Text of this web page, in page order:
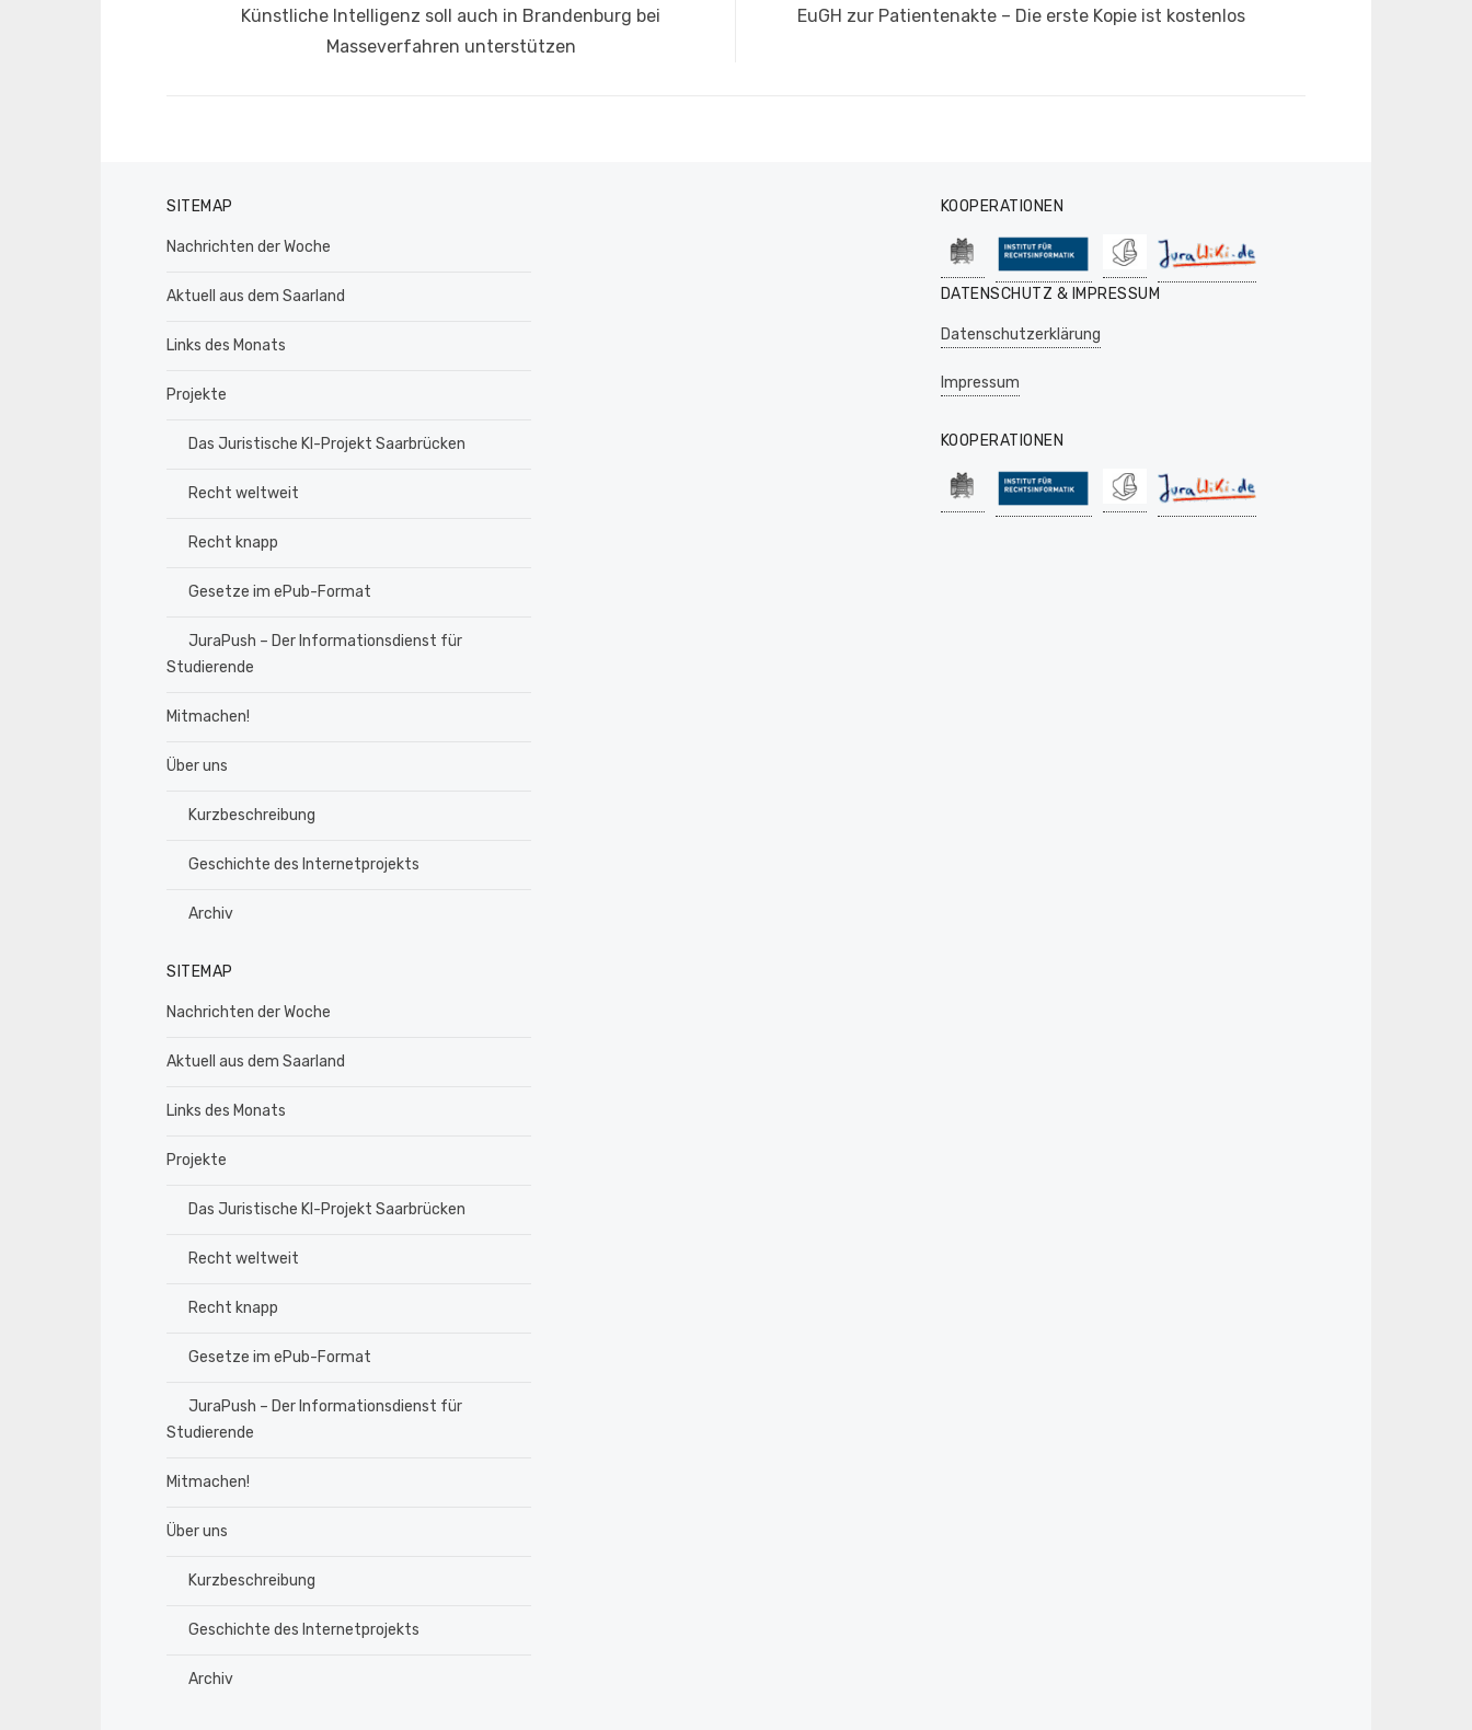
Vorheriger
Künstliche Intelligenz soll auch in Brandenburg bei
Masseverfahren unterstützen
Nächster
EuGH zur Patientenakte – Die erste Kopie ist kostenlos
SITEMAP
Nachrichten der Woche
Aktuell aus dem Saarland
Links des Monats
Projekte
Das Juristische KI-Projekt Saarbrücken
Recht weltweit
Recht knapp
Gesetze im ePub-Format
JuraPush – Der Informationsdienst für
Studierende
Mitmachen!
Über uns
Kurzbeschreibung
Geschichte des Internetprojekts
Archiv
SITEMAP
Nachrichten der Woche
Aktuell aus dem Saarland
Links des Monats
Projekte
Das Juristische KI-Projekt Saarbrücken
Recht weltweit
Recht knapp
Gesetze im ePub-Format
JuraPush – Der Informationsdienst für
Studierende
Mitmachen!
Über uns
Kurzbeschreibung
Geschichte des Internetprojekts
Archiv
KOOPERATIONEN
DATENSCHUTZ & IMPRESSUM
Datenschutzerklärung
Impressum
KOOPERATIONEN